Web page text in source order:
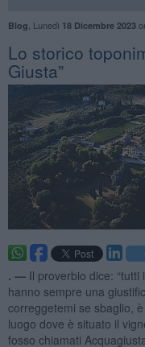
Blog Lunedì 18 Dicembre 2023
Lo storico
Giusta”
. — Il proverbio dice:
hanno sempre una
correggetemi se sbaglio,
luogo dove è situato il
fosso chiamati